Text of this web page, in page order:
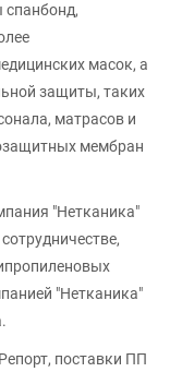
масок, а
защиты, таких
матрасов и
мембран
"Нетканика"
"Нетканика"
поставки ПП